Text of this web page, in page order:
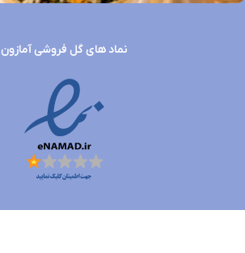
نماد های گل فروشی آمازون